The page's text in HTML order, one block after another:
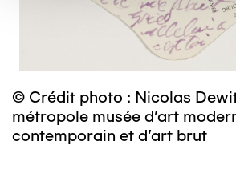
© Crédit photo : Nicolas
métropole musée d’art
contemporain et d’art brut